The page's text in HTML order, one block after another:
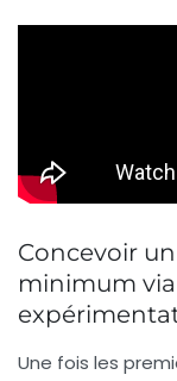
Concevoir
minimum
Une fois les